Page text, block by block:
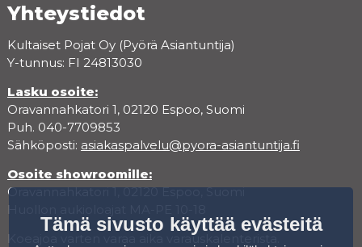
Yhteystiedot
Kultaiset Pojat Oy (Pyörä Asiantuntija)
Y-tunnus: FI 24813030
Lasku osoite:
Oravannahkatori 1, 02120 Espoo, Suomi
Puh. 040-7709853
Sähköposti: asiakaspalvelu@pyora-asiantuntija.fi
Osoite showroomille:
Oravannahkatori 1, 02120 Espoo, Suomi
Koeajoa varten varaa aika varauskalenterista.
Tämä sivusto käyttää evästeitä